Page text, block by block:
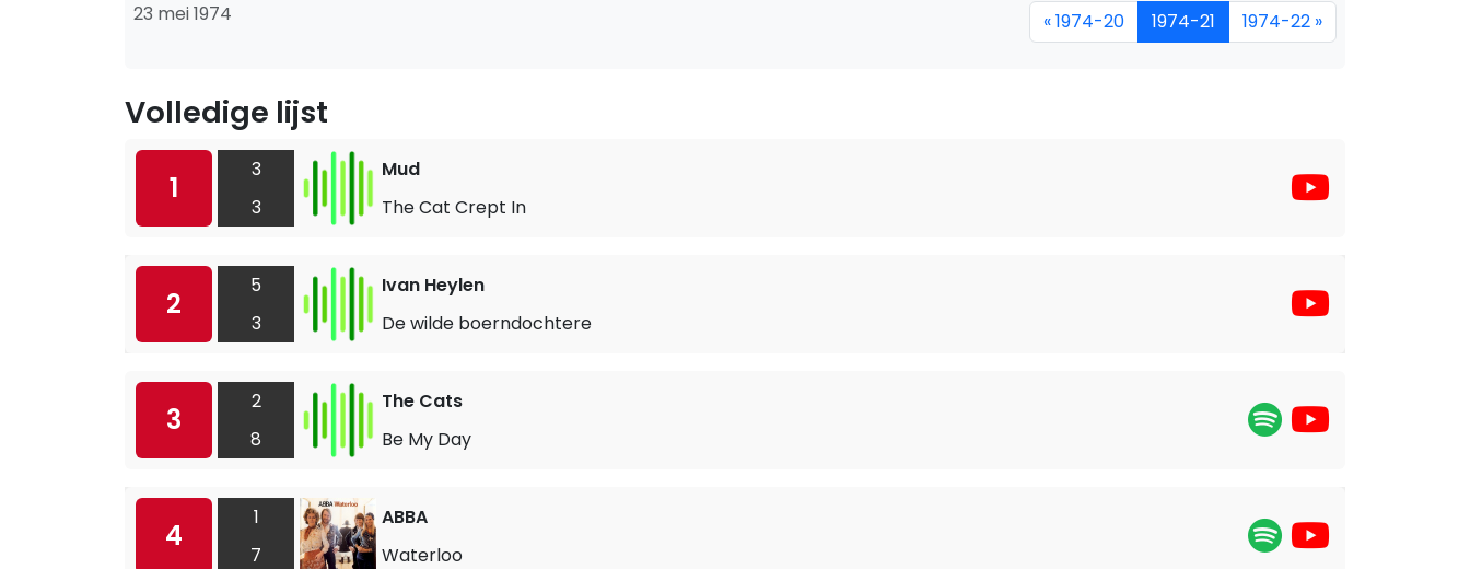
23 mei 1974 « 1974-20 1974-21 1974-22 »
Volledige lijst
1
3
3
Mud
The Cat Crept In
2
5
3
Ivan Heylen
De wilde boerndochtere
3
2
8
The Cats
Be My Day
4
1
7
ABBA
Waterloo